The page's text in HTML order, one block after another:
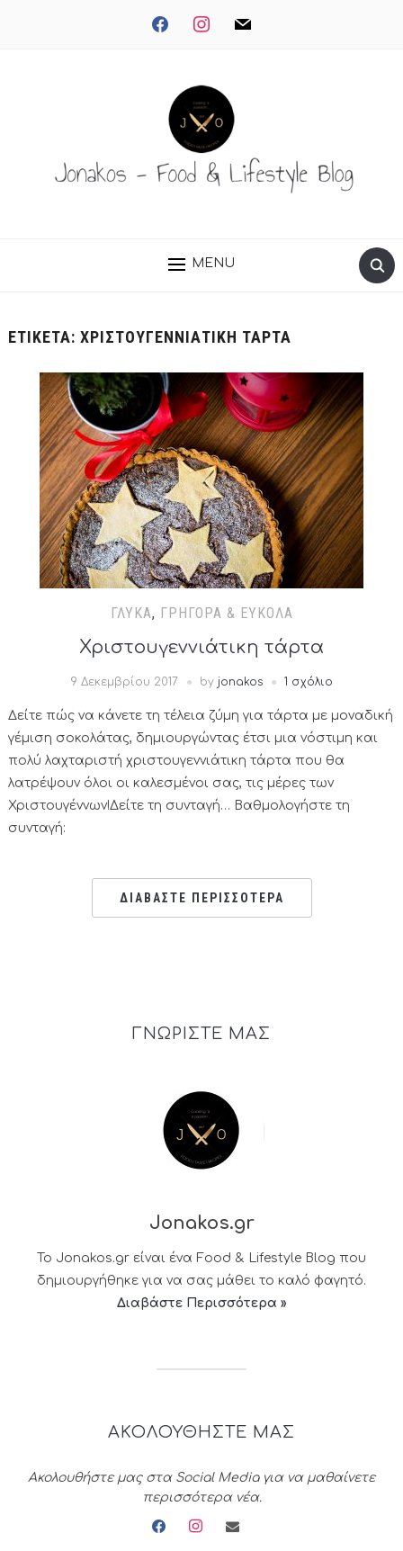
facebookinstagrammail
MENU
ΕΤΙΚΈΤΑ: ΧΡΙΣΤΟΥΓΕΝΝΙΆΤΙΚΗ ΤΆΡΤΑ
ΓΛΥΚΆ, ΓΡΉΓΟΡΑ & ΕΎΚΟΛΑ
Χριστουγεννιάτικη τάρτα
9 Δεκεμβρίου 2017 by jonakos 1 σχόλιο
Δείτε πώς να κάνετε τη τέλεια ζύμη για τάρτα με μοναδική
γέμιση σοκολάτας, δημιουργώντας έτσι μια νόστιμη και
πολύ λαχταριστή χριστουγεννιάτικη τάρτα που θα
λατρέψουν όλοι οι καλεσμένοι σας, τις μέρες των
Χριστουγέννων!Δείτε τη συνταγή… Βαθμολογήστε τη
συνταγή:
ΔΙΑΒΑΣΤΕ ΠΕΡΙΣΣΟΤΕΡΑ
ΓΝΩΡΙΣΤΕ ΜΑΣ
Jonakos.gr
Το Jonakos.gr είναι ένα Food & Lifestyle Blog που
δημιουργήθηκε για να σας μάθει το καλό φαγητό.
Διαβάστε Περισσότερα »
ΑΚΟΛΟΥΘΗΣΤΕ ΜΑΣ
Ακολουθήστε μας στα Social Media για να μαθαίνετε
περισσότερα νέα.
facebookinstagramenvelope